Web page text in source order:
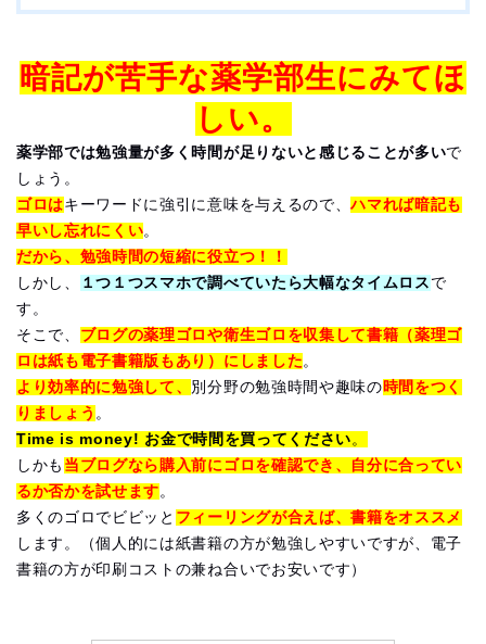
暗記が苦手な薬学部生にみてほ
しい。
薬学部では勉強量が多く時間が足りないと感じることが多いで
しょう。
ゴロはキーワードに強引に意味を与えるので、ハマれば暗記も
早いし忘れにくい。
だから、勉強時間の短縮に役立つ！！
しかし、
１つ１つスマホで調べていたら大幅なタイムロス で
す。
そこで、 ブログの薬理ゴロや衛生ゴロを収集して書籍（薬理ゴ
ロは紙も電子書籍版もあり）にしました。
より効率的に勉強して、 別分野の勉強時間や趣味の時間をつく
りましょう 。
Time is money! お金で時間を買ってください。
しかも 当ブログなら購入前にゴロを確認でき、自分に合ってい
るか否かを試せます。
多くのゴロでビビッと フィーリングが合えば、書籍をオススメ
します。（個人的には紙書籍の方が勉強しやすいですが、電子
書籍の方が印刷コストの兼ね合いでお安いです）